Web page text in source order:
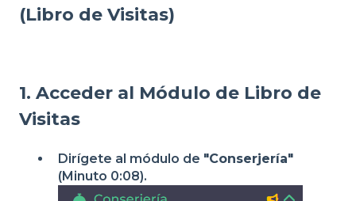
(Libro de Visitas)
1. Acceder al Módulo de Libro de
Visitas
Dirígete al módulo de "Conserjería"
(Minuto 0:08).